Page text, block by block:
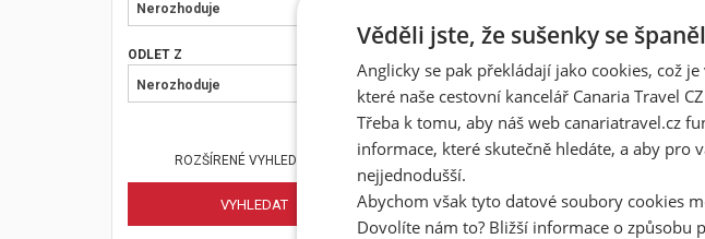
Nerozhoduje
ODLET Z
Nerozhoduje
ROZŠÍRENÉ VYHLEDÁVÁNÍ
TERMÍNY A CENY POPIS
Věděli jste, že sušenky se
Anglicky se pak překládají jako cookies, což
které naše cestovní kancelář Canaria Travel
Třeba k tomu, aby náš web canariatravel.cz
informace, které skutečně hledáte, a aby pro
nejjednodušší.
Abychom však tyto datové soubory cookies
Dovolíte nám to? Bližší informace o způsobu